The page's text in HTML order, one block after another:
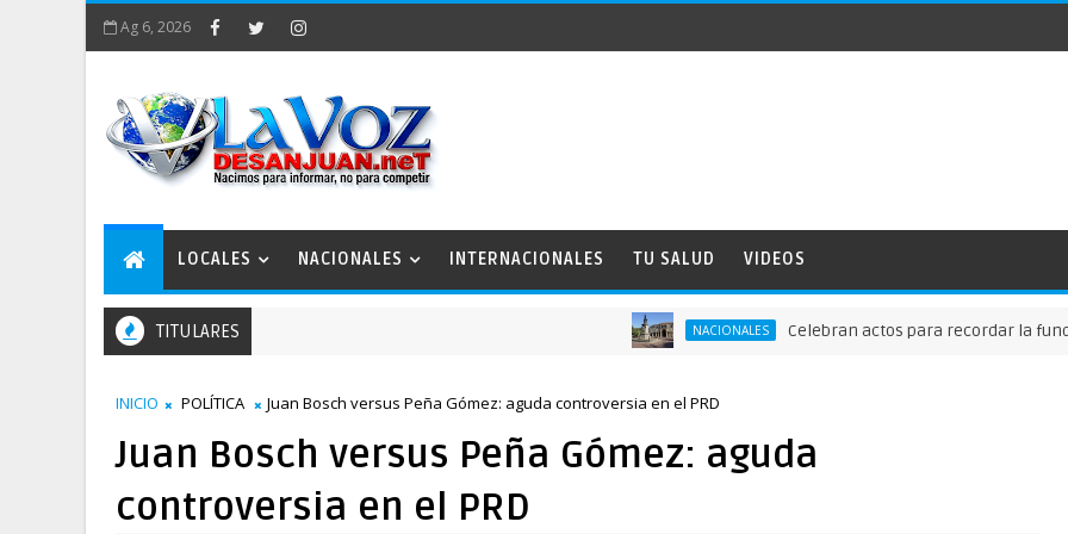
Ag 6, 2026
LOCALES NACIONALES INTERNACIONALES TU SALUD VIDEOS
TITULARES NACIONALES Celebran actos para recordar la fundación de
INICIO POLÍTICA Juan Bosch versus Peña Gómez: aguda controversia en el PRD
Juan Bosch versus Peña Gómez: aguda
controversia en el PRD